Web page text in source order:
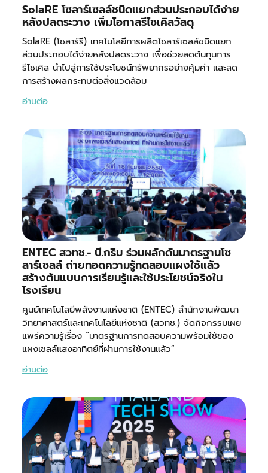
SolaRE โซลาร์เซลล์ชนิดแยกส่วนประกอบได้ง่าย
หลังปลดระวาง เพิ่มโอกาสรีไซเคิลวัสดุ
SolaRE (โซลาร์รี) เทคโนโลยีการผลิตโซลาร์เซลล์ชนิดแยก
ส่วนประกอบได้ง่ายหลังปลดระวาง เพื่อช่วยลดต้นทุนการ
รีไซเคิล นำไปสู่การใช้ประโยชน์ทรัพยากรอย่างคุ้มค่า และลด
การสร้างผลกระทบต่อสิ่งแวดล้อม
อ่านต่อ
ENTEC สวทช.- บี.กริม ร่วมผลักดันมาตรฐานโซ
ลาร์เซลล์ ถ่ายทอดความรู้ทดสอบแผงใช้แล้ว
สร้างต้นแบบการเรียนรู้และใช้ประโยชน์จริงใน
โรงเรียน
ศูนย์เทคโนโลยีพลังงานแห่งชาติ (ENTEC) สำนักงานพัฒนา
วิทยาศาสตร์และเทคโนโลยีแห่งชาติ (สวทช.) จัดกิจกรรมเผย
แพร่ความรู้เรื่อง “มาตรฐานการทดสอบความพร้อมใช้ของ
แผงเซลล์แสงอาทิตย์ที่ผ่านการใช้งานแล้ว”
อ่านต่อ